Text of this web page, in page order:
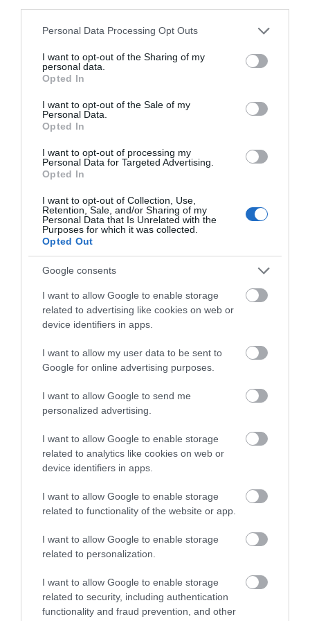
Please note that this website/app uses one or more Google
not limited to your visit or usage behaviour. You may click to
grant or deny consent to Google and its third-party tags to
use your data for below specified purposes in below Google
consent section.
Personal Data Processing Opt Outs
I want to opt-out of the Sharing of my
personal data.
Opted In
I want to opt-out of the Sale of my
Personal Data.
Opted In
I want to opt-out of processing my
Personal Data for Targeted Advertising.
Opted In
I want to opt-out of Collection, Use,
Retention, Sale, and/or Sharing of my
Personal Data that Is Unrelated with the
Purposes for which it was collected.
Opted Out
Google consents
I want to allow Google to enable storage
related to advertising like cookies on web or
device identifiers in apps.
I want to allow my user data to be sent to
Google for online advertising purposes.
I want to allow Google to send me
personalized advertising.
I want to allow Google to enable storage
related to analytics like cookies on web or
device identifiers in apps.
I want to allow Google to enable storage
related to functionality of the website or app.
I want to allow Google to enable storage
related to personalization.
I want to allow Google to enable storage
related to security, including authentication
functionality and fraud prevention, and other
διορισμούς: «Η Εύβοια δεν μπορεί να
παραμένει αόρατη»
Καλοκαίρι στην Εύβοια: Πώς οι νέοι γέμισαν με
κόσμο και φέτος το χωριό τους!
Διαβάστε όλες τις
ειδήσεις για την Εύβοια
Διαβάστε όλες τιςτελευταίες ειδήσεις
Ελλάδακαι τονΚόσμοστοevima.gr
TAGS: ΕΙΔΗΣΕΙΣ ΕΥΒΟΙΑ
ΟΣΙΟΣ ΙΩΑΝΝΗΣ ΡΩΣΣΟΣ
ΡΟΗ ΕΙΔΗΣΕΩΝ
Σε αυτό τον Δήμο της Εύβοιας τα
έργα δεν κάνουν διακοπές! Που
06.08.2026 | 10:30
Μεταμόρφωση του Σωτήρος: Η
γιορτή που θα θυμίζει πάντα την
καταστροφική φωτιά στη Βόρεια
Στα «κάγκελα» οι δάσκαλοι για
μπορεί να παραμένει αόρατη»
06.08.2026 | 09:45
Καλοκαίρι στην Εύβοια: Πώς οι
νέοι γέμισαν με κόσμο και φέτος
06.08.2026 | 09:30